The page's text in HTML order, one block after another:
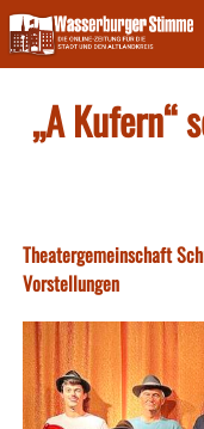
Skip
to
content
„A Kufern“
Theatergemeinschaft
Vorstellungen